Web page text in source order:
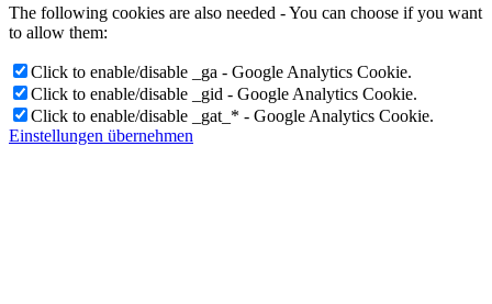
The following cookies are also needed - You can choose if you want
to allow them:
Click to enable/disable _ga - Google Analytics Cookie.
Click to enable/disable _gid - Google Analytics Cookie.
Click to enable/disable _gat_* - Google Analytics Cookie.
Einstellungen übernehmen